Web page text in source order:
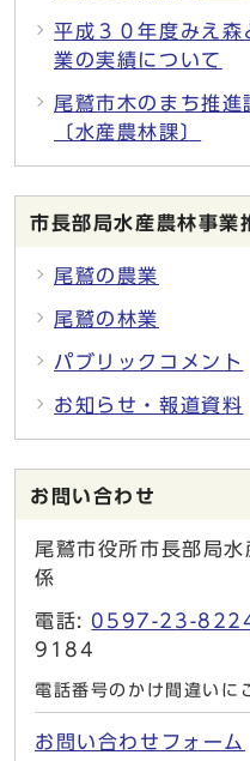
平成３０年度みえ森
業の実績について
尾鷲市木のまち推
〔水産農林課〕
市長部局水産農林事業
尾鷲の農業
尾鷲の林業
パブリックコメント
お知らせ・報道資料
お問い合わせ
尾鷲市役所市長部局
係
電話: 0597-23-
9184
電話番号のかけ間違いに
お問い合わせフォーム